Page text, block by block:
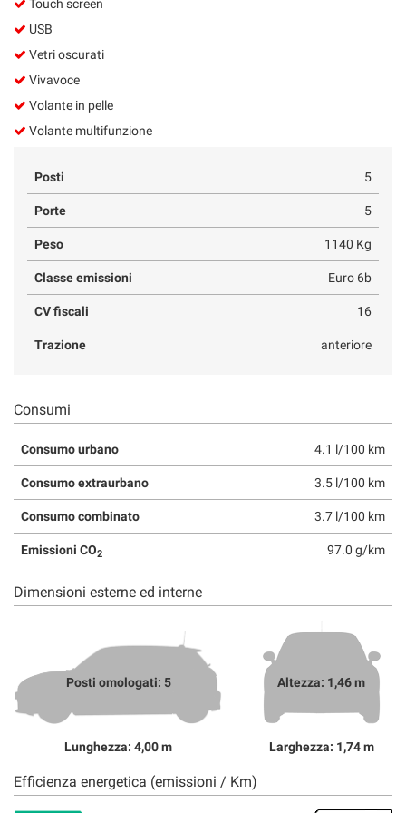
Touch screen
USB
Vetri oscurati
Vivavoce
Volante in pelle
Volante multifunzione
Posti 5
Porte 5
Peso 1140 Kg
Classe emissioni Euro 6b
CV fiscali 16
Trazione anteriore
Consumi
Consumo urbano 4.1 l/100 km
Consumo extraurbano 3.5 l/100 km
Consumo combinato 3.7 l/100 km
Emissioni CO2 97.0 g/km
Dimensioni esterne ed interne
Posti omologati: 5
Lunghezza: 4,00 m
Altezza: 1,46 m
Larghezza: 1,74 m
Efficienza energetica (emissioni / Km)